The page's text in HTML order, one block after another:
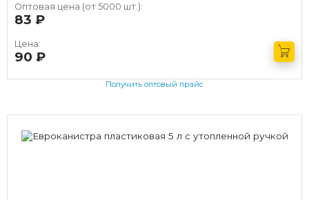
Оптовая цена (от 5000 шт.):
83
Цена:
90
Получить оптовый прайс